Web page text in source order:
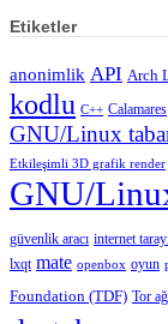
Etiketler
anonimlik API Arch
kodlu C++ Calamares
GNU/Linux
Etkileşimli 3D grafik render
GNU/
güvenlik aracı internet
lxqt mate openbox oyun
Foundation (TDF) Tor